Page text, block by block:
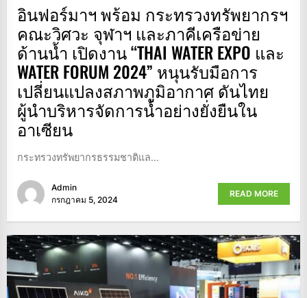
อินฟอร์มาฯ พร้อม กระทรวงทรัพยากรฯ
คณะวิศวะ จุฬาฯ และภาคีเครือข่าย
ด้านน้ำ เปิดงาน “THAI WATER EXPO และ
WATER FORUM 2024” หนุนรับมือการ
เปลี่ยนแปลงสภาพภูมิอากาศ ดันไทย
ผู้นำบริหารจัดการน้ำอย่างยั่งยืนใน
อาเซียน
กระทรวงทรัพยากรธรรมชาติแล...
Admin
กรกฎาคม 5, 2024
READ MORE